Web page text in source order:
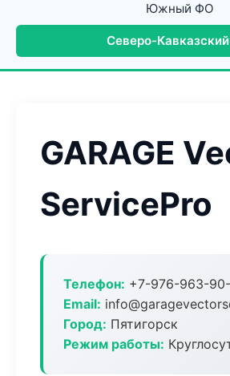
Южный ФО
Северо-
GARAGE
ServicePro
Телефон: +7-976-963-
Email:
Город: Пятигорск
Режим работы: